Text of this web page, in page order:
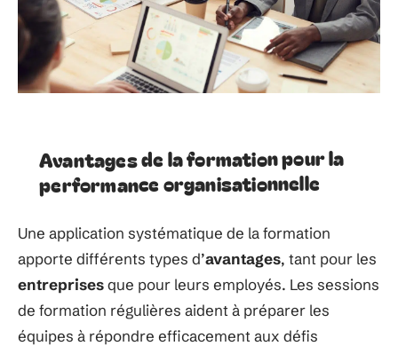
Avantages de la formation pour la
performance organisationnelle
Une application systématique de la formation
apporte différents types d’avantages, tant pour les
entreprisesque pour leurs employés. Les sessions
de formation régulières aident à préparer les
équipes à répondre efficacement aux défis